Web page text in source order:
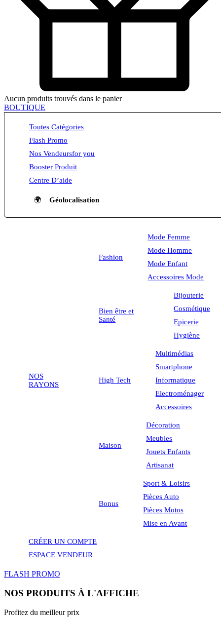
Aucun produits trouvés dans le panier
BOUTIQUE
Toutes Catégories
Flash Promo
Nos Vendeursfor you
Booster Produit
Centre D’aide
🌍 Géolocalisation
NOS
RAYONS
Fashion
Mode Femme
Mode Homme
Mode Enfant
Accessoires Mode
Bien être et
Santé
Bijouterie
Cosmétique
Epicerie
Hygiène
High Tech
Multimédias
Smartphone
Informatique
Electroménager
Accessoires
Maison
Décoration
Meubles
Jouets Enfants
Artisanat
Bonus
Sport & Loisirs
Pièces Auto
Pièces Motos
Mise en Avant
CRÉER UN COMPTE
ESPACE VENDEUR
FLASH PROMO
NOS PRODUITS À L'AFFICHE
Profitez du meilleur prix